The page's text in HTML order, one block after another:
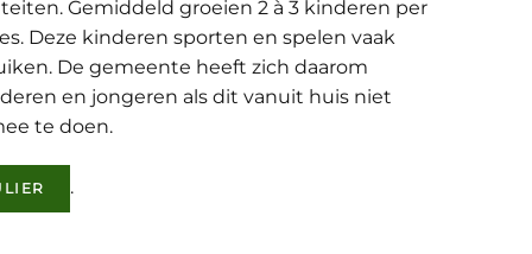
Gemiddeld groeien 2 à 3 kinderen per
Deze kinderen sporten en spelen vaak
De gemeente heeft zich daarom
en jongeren als dit vanuit huis niet
te doen.
.